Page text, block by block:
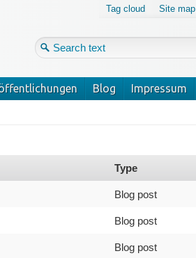
Tag cloud Site map
Forgot your password?
Blog Impressum
Type
Blog post
Blog post
Blog post